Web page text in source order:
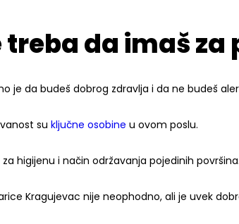
treba da imaš za
je da budeš dobrog zdravlja i da ne budeš
su ključne osobine u ovom poslu.
higijenu i način održavanja pojedinih površina.
Kragujevac nije neophodno, ali je uvek